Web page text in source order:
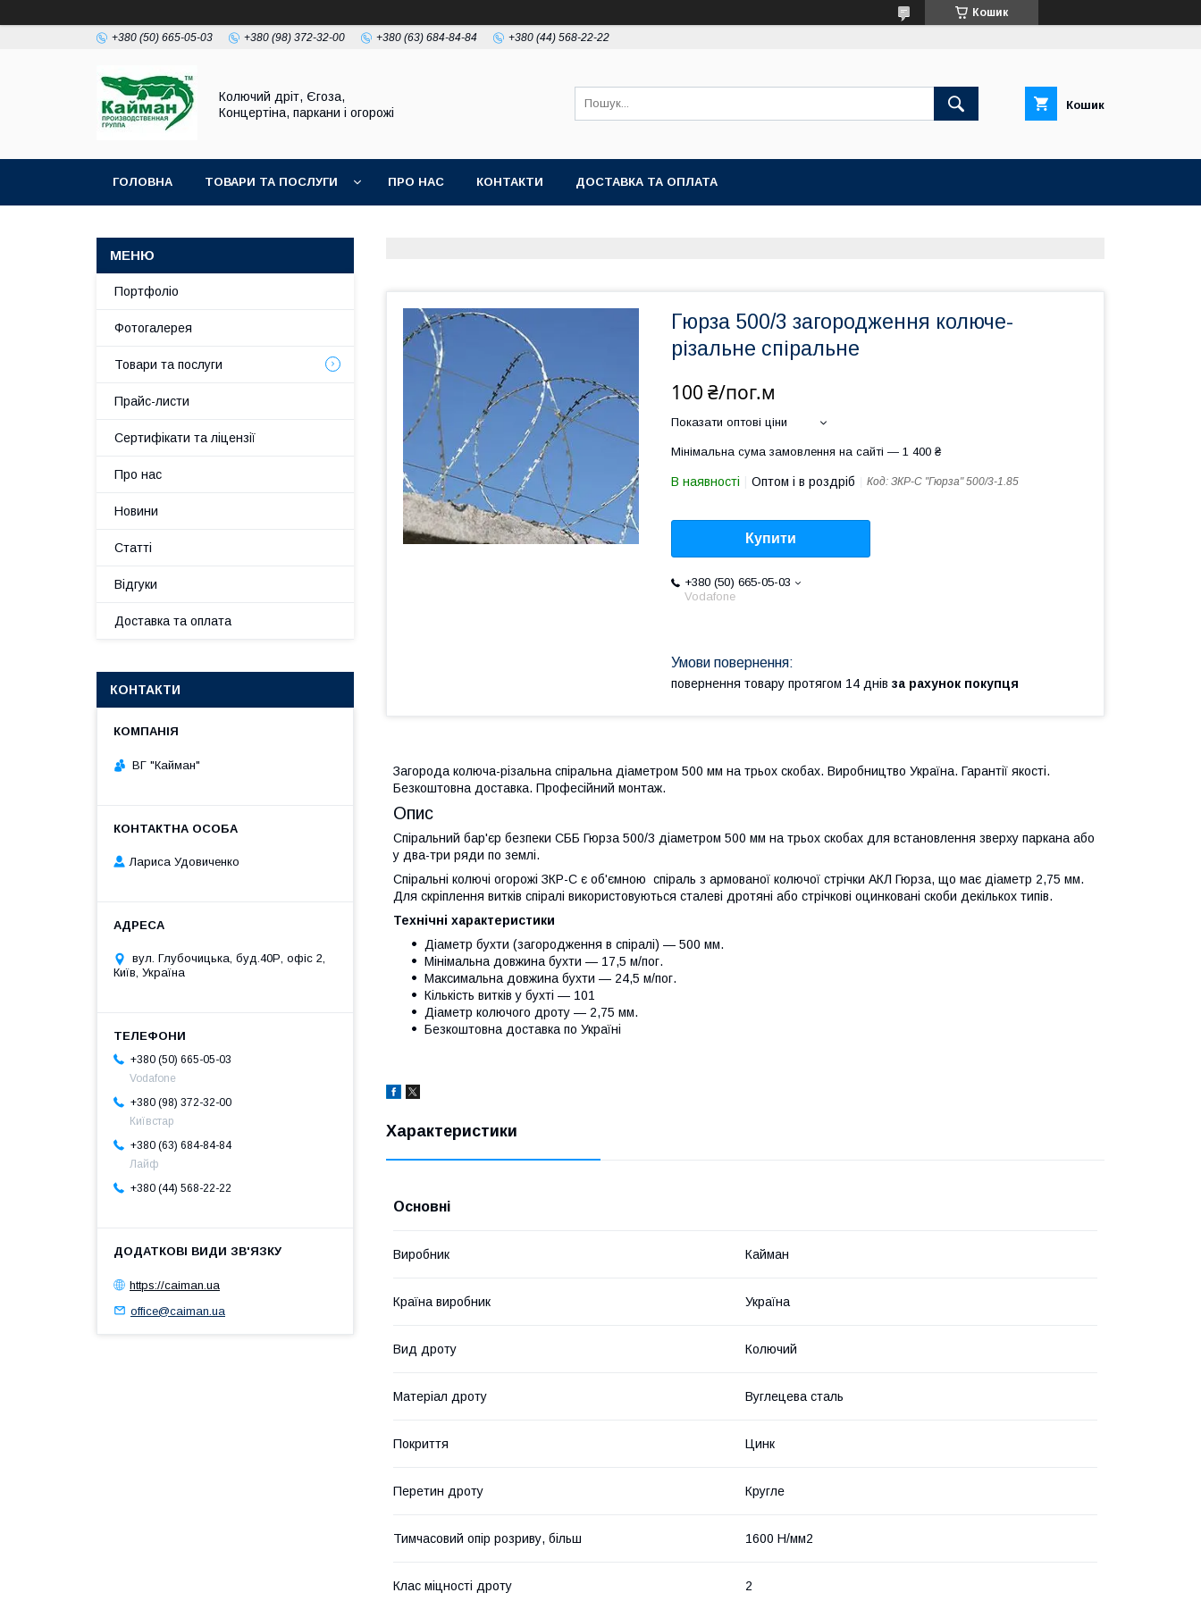
Кошик
+380 (50) 665-05-03 +380 (98) 372-32-00 +380 (63) 684-84-84 +380 (44) 568-22-22
Колючий дріт, Єгоза,
Концертіна, паркани і огорожі
Кошик
ГОЛОВНА ТОВАРИ ТА ПОСЛУГИ ПРО НАС КОНТАКТИ ДОСТАВКА ТА ОПЛАТА
Гюрза 500/3 загородження колюче-
різальне спіральне
100 ₴/пог.м
Показати оптові ціни
Мінімальна сума замовлення на сайті — 1 400 ₴
В наявності Оптом і в роздріб Код: ЗКР-С "Гюрза" 500/3-1.85
Купити
+380 (50) 665-05-03
Vodafone
повернення товару протягом 14 днів за рахунок покупця
Загорода колюча-різальна спіральна діаметром 500 мм на трьох скобах. Виробництво Україна. Гарантії якості.
Безкоштовна доставка. Професійний монтаж.
Опис
Спіральний бар'єр безпеки СББ Гюрза 500/3 діаметром 500 мм на трьох скобах для встановлення зверху паркана або
у два-три ряди по землі.
Спіральні колючі огорожі ЗКР-С є об'ємною спіраль з армованої колючої стрічки АКЛ Гюрза, що має діаметр 2,75 мм.
Для скріплення витків спіралі використовуються сталеві дротяні або стрічкові оцинковані скоби декількох типів.
Технічні характеристики
Діаметр бухти (загородження в спіралі) — 500 мм.
Мінімальна довжина бухти — 17,5 м/пог.
Максимальна довжина бухти — 24,5 м/пог.
Кількість витків у бухті — 101
Діаметр колючого дроту — 2,75 мм.
Безкоштовна доставка по Україні
Характеристики
Основні
Виробник Кайман
Країна виробник Україна
Вид дроту Колючий
Матеріал дроту Вуглецева сталь
Покриття Цинк
Перетин дроту Кругле
Тимчасовий опір розриву, більш 1600 Н/мм2
Клас міцності дроту 2
Портфоліо
Фотогалерея
Товари та послуги
Прайс-листи
Сертифікати та ліцензії
Про нас
Новини
Статті
Відгуки
Доставка та оплата
КОНТАКТИ
ВГ "Кайман"
Лариса Удовиченко
вул. Глубочицька, буд.40Р, офіс 2,
Київ, Україна
+380 (50) 665-05-03
Vodafone
+380 (98) 372-32-00
Київстар
+380 (63) 684-84-84
Лайф
+380 (44) 568-22-22
https://caiman.ua
office@caiman.ua